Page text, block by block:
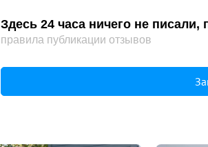
Здесь 24 часа ничего не
правила публикации отзывов